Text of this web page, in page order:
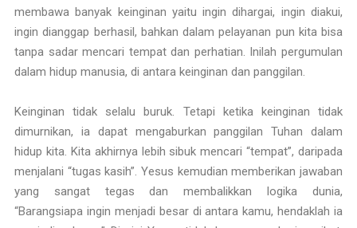
membawa banyak keinginan yaitu ingin dihargai, ingin diakui,
ingin dianggap berhasil, bahkan dalam pelayanan pun kita bisa
tanpa sadar mencari tempat dan perhatian. Inilah pergumulan
dalam hidup manusia, di antara keinginan dan panggilan.
Keinginan tidak selalu buruk. Tetapi ketika keinginan tidak
dimurnikan, ia dapat mengaburkan panggilan Tuhan dalam
hidup kita. Kita akhirnya lebih sibuk mencari “tempat”, daripada
menjalani “tugas kasih”. Yesus kemudian memberikan jawaban
yang sangat tegas dan membalikkan logika dunia,
“Barangsiapa ingin menjadi besar di antara kamu, hendaklah ia